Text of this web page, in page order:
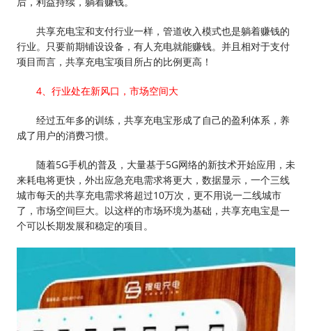
共享充电宝和支付行业一样，管道收入模式也是躺着赚钱的
行业。只要前期铺设设备，有人充电就能赚钱。并且相对于支付
项目而言，共享充电宝项目所占的比例更高！
4、行业处在新风口，市场空间大
经过五年多的训练，共享充电宝形成了自己的盈利体系，养
成了用户的消费习惯。
随着5G手机的普及，大量基于5G网络的新技术开始应用，未
来耗电将更快，外出应急充电需求将更大，数据显示，一个三线
城市每天的共享充电需求将超过10万次，更不用说一二线城市
了，市场空间巨大。以这样的市场环境为基础，共享充电宝是一
个可以长期发展和稳定的项目。